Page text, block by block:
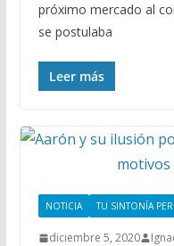
próximo mercado al
se postulaba
Leer más
NOTICIA TU SINTONÍA
diciembre 5, 2020